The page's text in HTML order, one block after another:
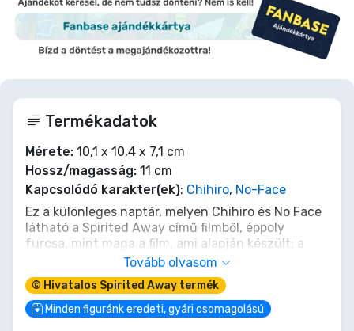
Termékadatok
Mérete: 10,1 x 10,4 x 7,1 cm
Hossz/magasság: 11 cm
Kapcsolódó karakter(ek): Chihiro, No-Face
Ez a különleges naptár, melyen Chihiro és No Face
látható a Spirited Away című filmből, éppoly
furcsa, mint maga a film, ami alapján készült: a
letéphető lapok vagy lapozható naptárkártyák
helyett egy diorámából és több kockából áll, melyek
a dátumot, a hónapot és a hét napját jelzik.
Egy extra kocka a film különleges karaktereit és
Tovább olvasom
© Hivatalos Spirited Away termék
Minden figuránk eredeti, gyári csomagolású